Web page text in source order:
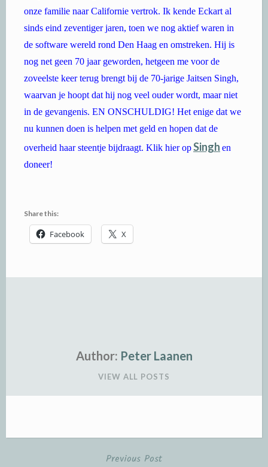
onze familie naar Californie vertrok. Ik kende Eckart al
sinds eind zeventiger jaren, toen we nog aktief waren in
de software wereld rond Den Haag en omstreken. Hij is
nog net geen 70 jaar geworden, hetgeen me voor de
zoveelste keer terug brengt bij de 70-jarige Jaitsen Singh,
waarvan je hoopt dat hij nog veel ouder wordt, maar niet
in de gevangenis. EN ONSCHULDIG! Het enige dat we
nu kunnen doen is helpen met geld en hopen dat de
overheid haar steentje bijdraagt. Klik hier opSingh en
doneer!
Share this:
Facebook X
Author: Peter Laanen
VIEW ALL POSTS
Previous Post